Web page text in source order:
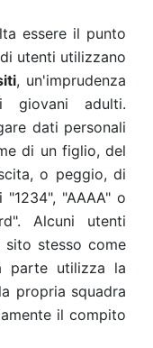
essere il punto
utenti utilizzano
, un'imprudenza
giovani adulti.
dati personali
di un figlio, del
o peggio, di
"AAAA" o
Alcuni utenti
stesso come
parte utilizza la
propria squadra
il compito